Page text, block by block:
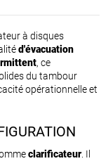
à disques
d'évacuation
, ce
du tambour
opérationnelle et
clarificateur. Il